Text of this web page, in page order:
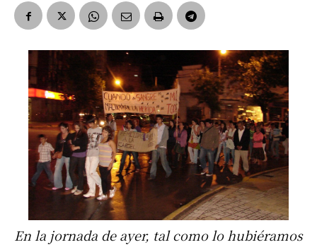
En la jornada de ayer, tal como lo hubiéramos